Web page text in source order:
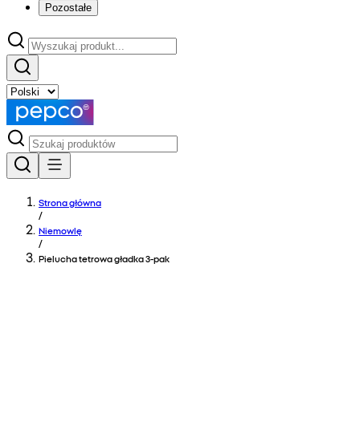
Pozostałe
Strona główna
/
Niemowlę
/
Pielucha tetrowa gładka 3-pak